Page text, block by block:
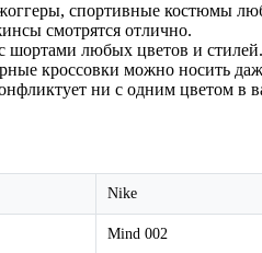
спортивные костюмы
смотрятся отлично.
шортами любых цветов и стилей.
кроссовки можно носить
ни с одним цветом в
Nike
Mind 002